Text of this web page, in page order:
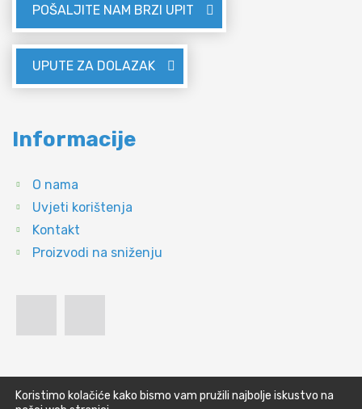
POŠALJITE NAM BRZI UPIT
UPUTE ZA DOLAZAK
Informacije
O nama
Uvjeti korištenja
Kontakt
Proizvodi na sniženju
Koristimo kolačiće kako bismo vam pružili najbolje iskustvo na